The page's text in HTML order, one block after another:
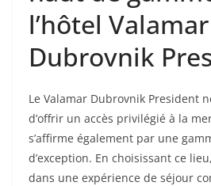
l’hôtel Valamar
Dubrovnik
Le Valamar Dubrovnik President
d’offrir un accès privilégié à la
s’affirme également par une
d’exception. En choisissant ce
dans une expérience de séjour